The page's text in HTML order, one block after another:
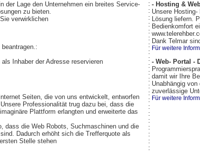
der Lage den Unternehmen ein breites Service-
zu bieten.
verwirklichen
Inhaber der Adresse reservieren
Seiten, die von uns entwickelt, entworfen
Professionalität trug dazu bei, dass die
Plattform erlangten und erweiterte das
dass die Web Robots, Suchmaschinen und die
Dadurch erhöht sich die Trefferquote als
Stelle stehen
:
:
:
:
:
:
:
:
:
:
:
:
:
:
:
:
:
:
:
:
:
:
- Hosting &
Unsere
Lösung liefern.
Bedienkomfort
Dank Telmar
Für weitere
- Web- Portal -
damit wir Ihre
Unabhängig
zuverlässige
Für weitere